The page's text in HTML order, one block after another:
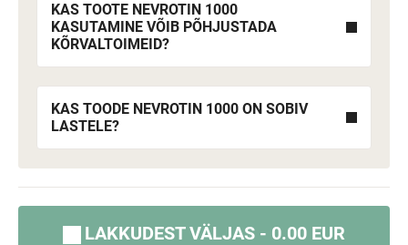
KAS TOOTE NEVROTIN 1000
KASUTAMINE VÕIB PÕHJUSTADA
KÕRVALTOIMEID?
KAS TOODE NEVROTIN 1000 ON SOBIV
LASTELE?
LAKKUDEST VÄLJAS - 0.00 EUR